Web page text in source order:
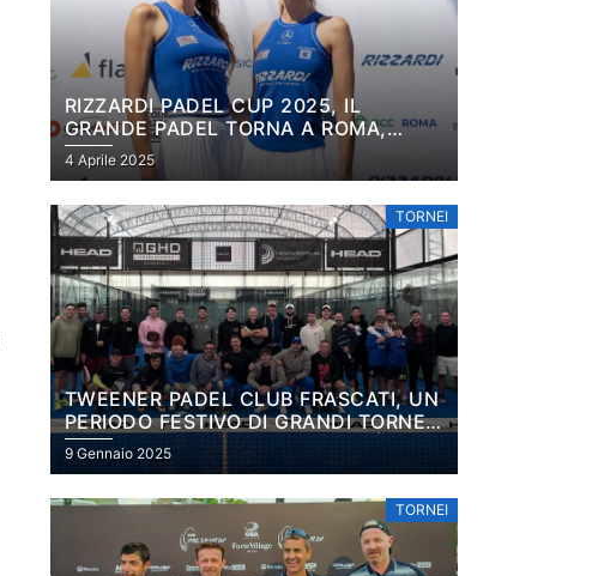
RIZZARDI PADEL CUP 2025, IL
GRANDE PADEL TORNA A ROMA,
SABAUDIA E IN SARDEGNA
4 Aprile 2025
TORNEI
TWEENER PADEL CLUB FRASCATI, UN
PERIODO FESTIVO DI GRANDI TORNEI:
NEL PLATINUM VINCONO SCARÀ E DE
9 Gennaio 2025
TORNEI